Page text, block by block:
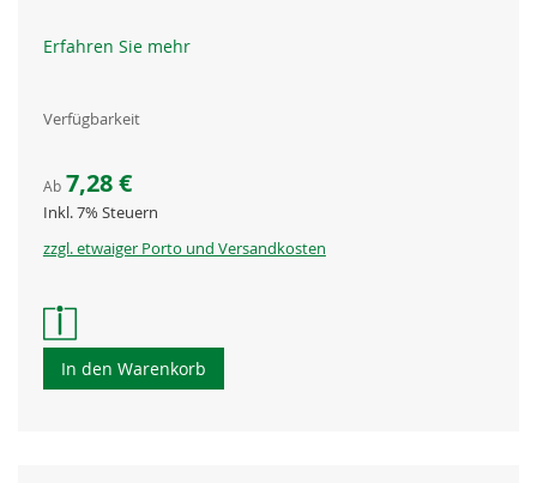
Erfahren Sie mehr
Verfügbarkeit
Ab 7,28 €
Inkl. 7% Steuern
zzgl. etwaiger Porto und Versandkosten
In den Warenkorb